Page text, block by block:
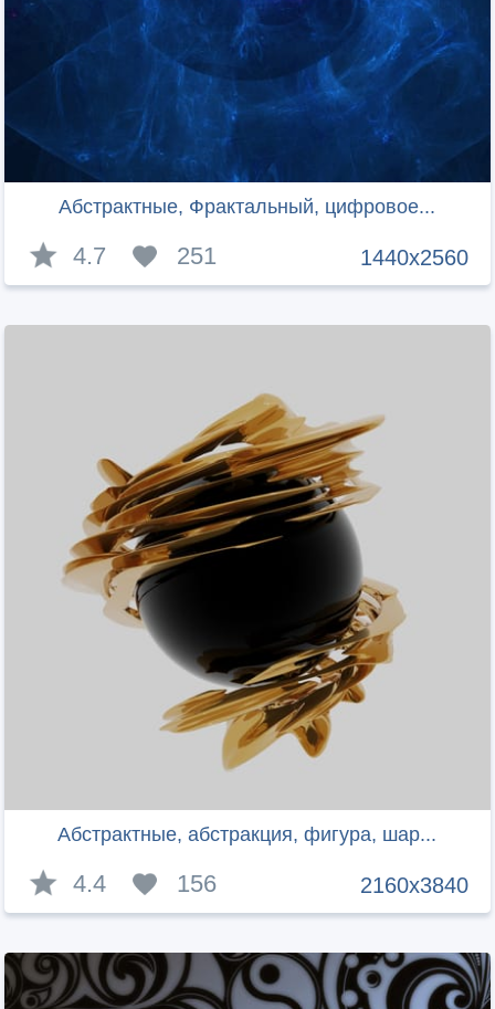
Абстрактные, Фрактальный, цифровое...
1440x2560
4.7 251
Абстрактные, абстракция, фигура, шар...
2160x3840
4.4 156